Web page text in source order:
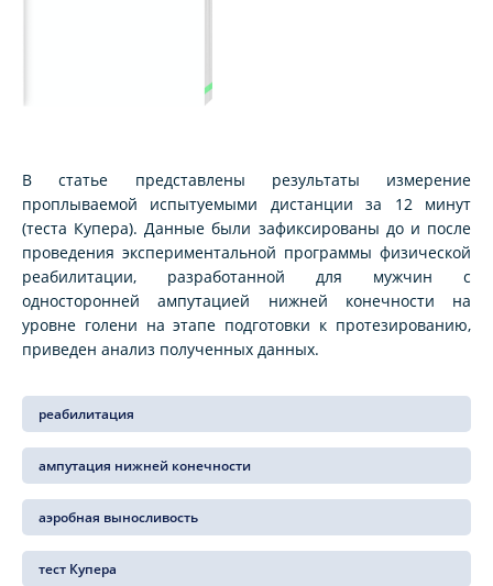
В статье представлены результаты измерение
проплываемой испытуемыми дистанции за 12 минут
(теста Купера). Данные были зафиксированы до и после
проведения экспериментальной программы физической
реабилитации, разработанной для мужчин с
односторонней ампутацией нижней конечности на
уровне голени на этапе подготовки к протезированию,
приведен анализ полученных данных.
реабилитация
ампутация нижней конечности
аэробная выносливость
тест Купера